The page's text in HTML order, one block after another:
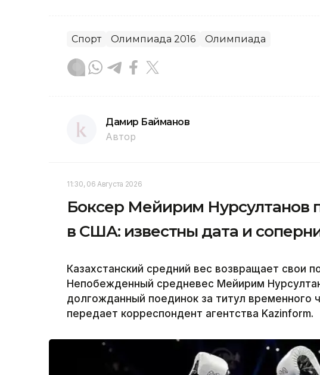
Спорт Олимпиада 2016 Олимпиада
Дамир Байманов
Автор
11:30, 06 Августа 2026
Боксер Мейирим Нурсултанов
в США: известны дата и
Казахстанский средний вес возвращает свои
Непобежденный средневес Мейирим
долгожданный поединок за титул временного
передает корреспондент агентства Kazinform.